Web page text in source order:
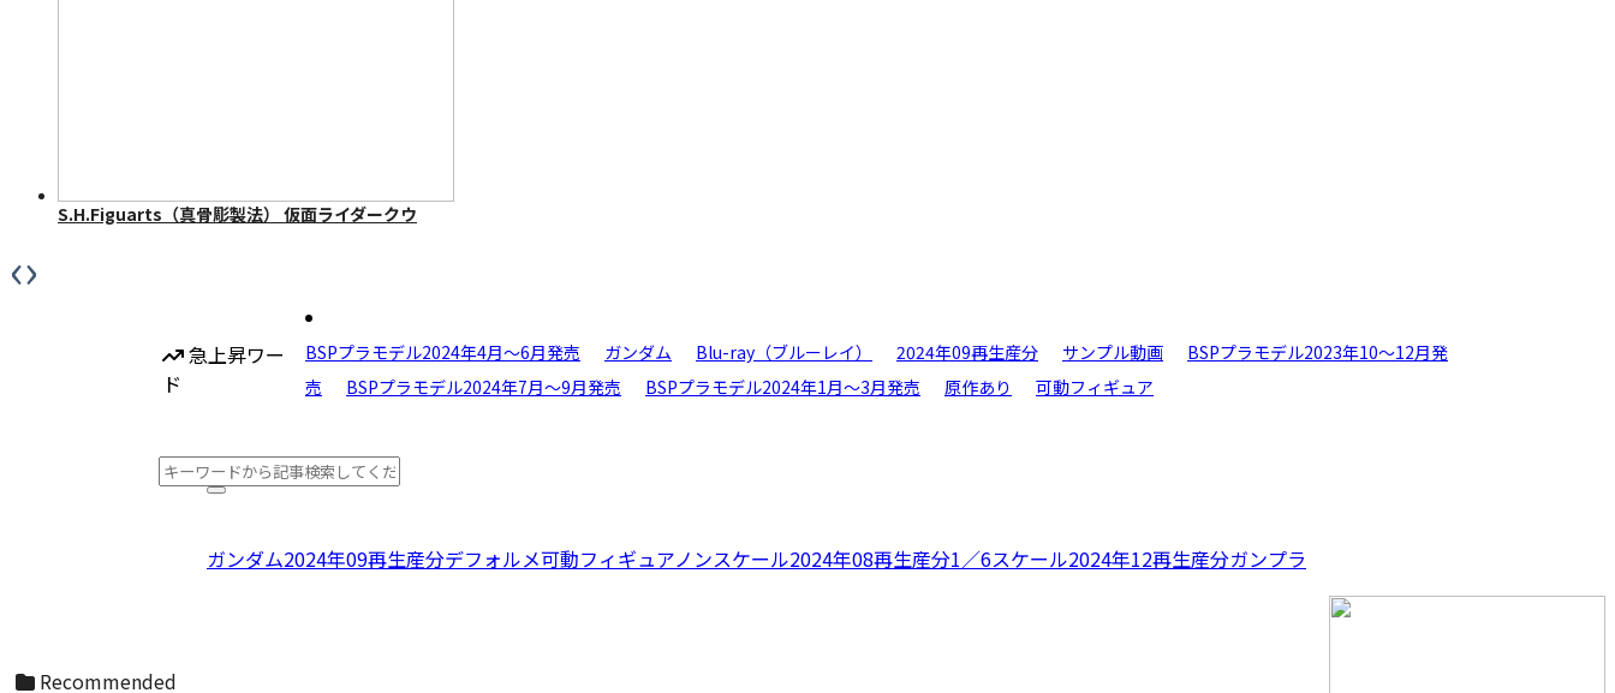
S.H.Figuarts（真骨彫製法） 仮面ライダークウ
‹›
急上昇ワー
ド
BSPプラモデル2024年4月〜6月発売 ガンダム Blu-ray（ブルーレイ） 2024年09再生産分 サンプル動画
BSPプラモデル2023年10〜12月発
売
BSPプラモデル2024年7月〜9月発売 BSPプラモデル2024年1月〜3月発売 原作あり 可動フィギュア
ガンダム2024年09再生産分デフォルメ可動フィギュアノンスケール2024年08再生産分1／6スケール2024年12再生産分ガンプラ
Recommended